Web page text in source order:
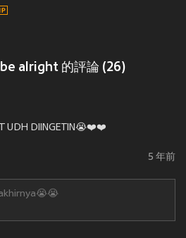
alright 的評論 (26)
UDH DIINGETIN😭❤️❤️
5 年前